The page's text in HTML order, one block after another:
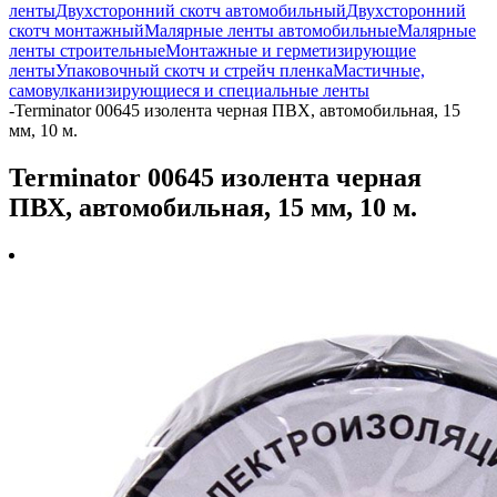
лентыДвухсторонний скотч автомобильныйДвухсторонний
скотч монтажныйМалярные ленты автомобильныеМалярные
ленты строительныеМонтажные и герметизирующие
лентыУпаковочный скотч и стрейч пленкаМастичные,
самовулканизирующиеся и специальные ленты
-Terminator 00645 изолента черная ПВХ, автомобильная, 15
мм, 10 м.
Terminator 00645 изолента черная
ПВХ, автомобильная, 15 мм, 10 м.